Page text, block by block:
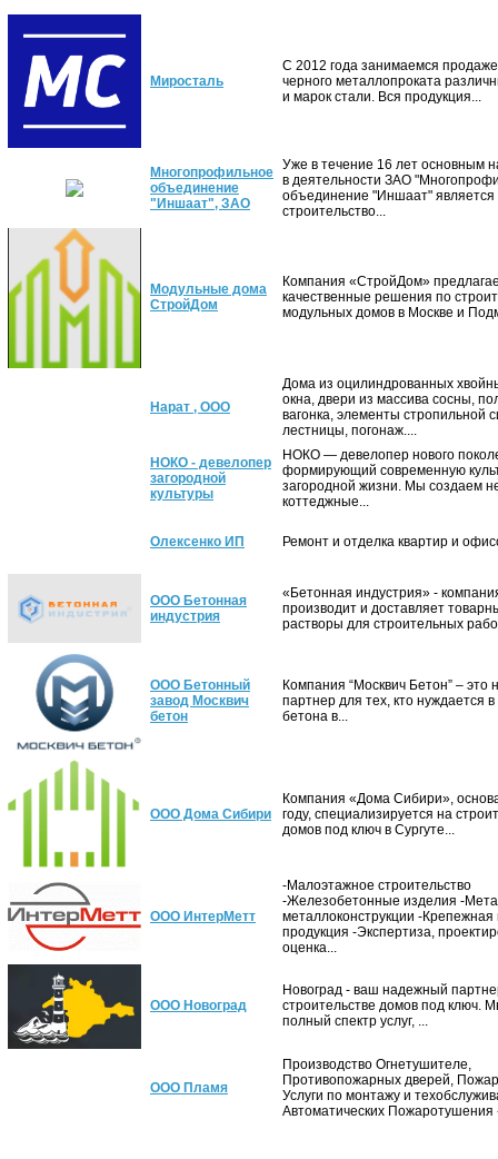
Миросталь
С 2012 года занимаемся
черного металлопроката
и марок стали. Вся продукция...
Многопрофильное
объединение
"Иншаат", ЗАО
Уже в течение 16 лет основным
в деятельности ЗАО
объединение "Иншаат" является
строительство...
Модульные дома
СтройДом
Компания «СтройДом»
качественные решения по
модульных домов в Москве и
Нарат , ООО
Дома из оцилиндрованных
окна, двери из массива сосны,
вагонка, элементы стропильной
лестницы, погонаж....
НОКО - девелопер
загородной
культуры
НОКО — девелопер нового
формирующий современную
загородной жизни. Мы создаем
коттеджные...
Олексенко ИП Ремонт и отделка квартир и
ООО Бетонная
индустрия
«Бетонная индустрия» -
производит и доставляет
растворы для строительных
ООО Бетонный
завод Москвич
бетон
Компания “Москвич Бетон” – это
партнер для тех, кто нуждается в
бетона в...
ООО Дома Сибири
Компания «Дома Сибири»,
году, специализируется на
домов под ключ в Сургуте...
ООО ИнтерМетт
-Малоэтажное строительство
-Железобетонные изделия -
металлоконструкции -Крепежная
продукция -Экспертиза,
оценка...
ООО Новоград
Новоград - ваш надежный
строительстве домов под ключ.
полный спектр услуг, ...
ООО Пламя
Производство Огнетушителе,
Противопожарных дверей,
Услуги по монтажу и
Автоматических Пожаротушения